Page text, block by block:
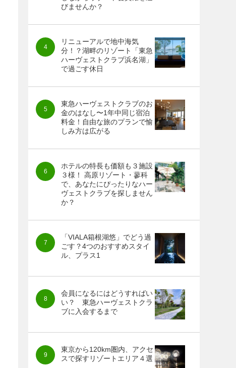
びませんか？
リニューアルで地中海気
分！？湖畔のリゾート「東急
ハーヴェストクラブ浜名湖」
で過ごす休日
東急ハーヴェストクラブのお
金のはなし〜1年中同じ宿泊
料金！自由な旅のプランで愉
しみ方は広がる
ホテルの特長も価額も３施設
３様！ 高原リゾート・蓼科
で、あなたにぴったりなハー
ヴェストクラブを探しません
か？
「VIALA箱根湖悠」でどう過
ごす？4つのおすすめスタイ
ル、プラス1
会員になるにはどうすればい
い？ 東急ハーヴェストクラ
ブに入会するまで
東京から120km圏内、アクセ
スで探すリゾートエリア４選